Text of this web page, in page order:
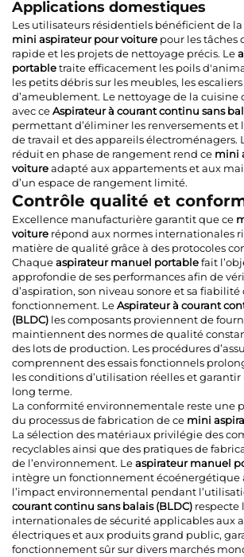
Applications domestiques
Les utilisateurs résidentiels bénéficient de
mini aspirateur pour voiture pour les tâches
rapide et les projets de nettoyage précis. Le
portabletraite efficacement les poils
les petits débris sur les meubles, les
d’ameublement. Le nettoyage de la cuisine
avec ceAspirateur à courant continu sans
permettant d’éliminer les renversements et
de travail et des appareils électroménagers.
réduit en phase de rangement rend ce mini
voitureadapté aux appartements et aux
d’un espace de rangement limité.
Contrôle qualité et
Excellence manufacturière garantit que ce
voiture répond aux normes internationales
matière de qualité grâce à des protocoles
Chaqueaspirateur manuel portablefait
approfondie de ses performances afin de
d’aspiration, son niveau sonore et sa fiabilité
fonctionnement. LeAspirateur à courant
(BLDC) les composants proviennent de
maintiennent des normes de qualité
des lots de production. Les procédures
comprennent des essais fonctionnels
les conditions d’utilisation réelles et
long terme.
La conformité environnementale reste une
du processus de fabrication de ce mini
La sélection des matériaux privilégie des
recyclables ainsi que des pratiques de
de l’environnement. Leaspirateur manuel
intègre un fonctionnement écoénergétique
l’impact environnemental pendant
courant continu sans balais (BLDC) respecte
internationales de sécurité applicables aux
électriques et aux produits grand public,
fonctionnement sûr sur divers marchés